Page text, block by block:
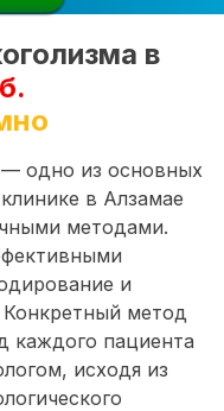
в
— одно из основных
в Алзамае
методами.
и
метод
каждого пациента
исходя из